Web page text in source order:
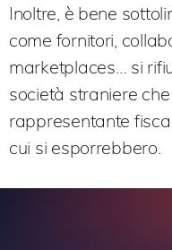
Inoltre, è bene
come fornitori,
marketplaces… si
società straniere
rappresentante
cui si esporrebbero.